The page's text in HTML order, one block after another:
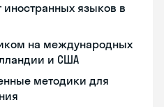
иностранных языков в
на международных
и США
методики для